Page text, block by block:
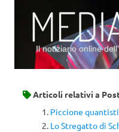
Il notiziario online
Articoli relativi a
Piccione
Lo Stregatto di